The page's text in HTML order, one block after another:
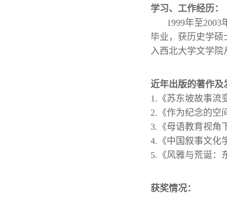
学习、工作经历：
1999年至
毕业，获历史学硕
入西北大学文学
近年出版的著作
1.《苏东坡故事流
2.《作为纪念的空
3.《母语教育视角
4.《中国叙事文化
5.《风雅与荒诞：
获奖情况：